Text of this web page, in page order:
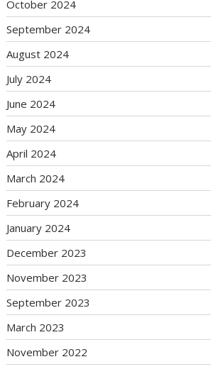
October 2024
September 2024
August 2024
July 2024
June 2024
May 2024
April 2024
March 2024
February 2024
January 2024
December 2023
November 2023
September 2023
March 2023
November 2022